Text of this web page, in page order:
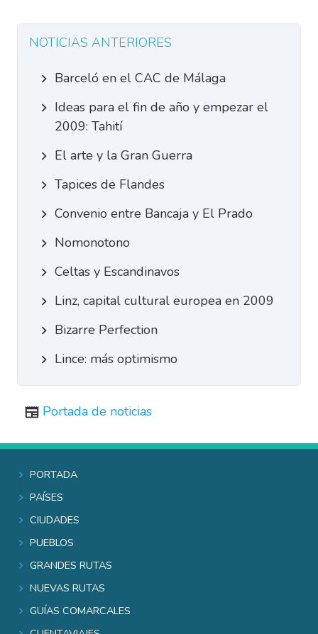
NOTICIAS ANTERIORES
Barceló en el CAC de Málaga
Ideas para el fin de año y empezar el
2009: Tahití
El arte y la Gran Guerra
Tapices de Flandes
Convenio entre Bancaja y El Prado
Nomonotono
Celtas y Escandinavos
Linz, capital cultural europea en 2009
Bizarre Perfection
Lince: más optimismo
Portada de noticias
Portada
Países
Ciudades
Pueblos
Grandes rutas
Nuevas rutas
Guías comarcales